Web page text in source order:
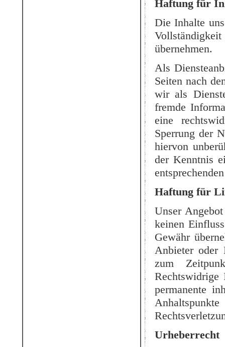
Haftung für
Die Inhalte
übernehmen.
Als
Seiten nach
wir als
fremde
eine
Sperrung der
hiervon
der Kenntnis
Haftung für
Unser
keinen
Gewähr
Anbieter oder
zum
Rechtswidrige
permanente
Urheberrecht